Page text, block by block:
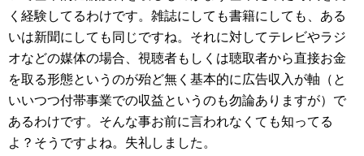
く経験してるわけです。雑誌にしても書籍にしても、ある
いは新聞にしても同じですね。それに対してテレビやラジ
オなどの媒体の場合、視聴者もしくは聴取者から直接お金
を取る形態というのが殆ど無く基本的に広告収入が軸（と
いいつつ付帯事業での収益というのも勿論ありますが）で
あるわけです。そんな事お前に言われなくても知ってる
よ？そうですよね。失礼しました。